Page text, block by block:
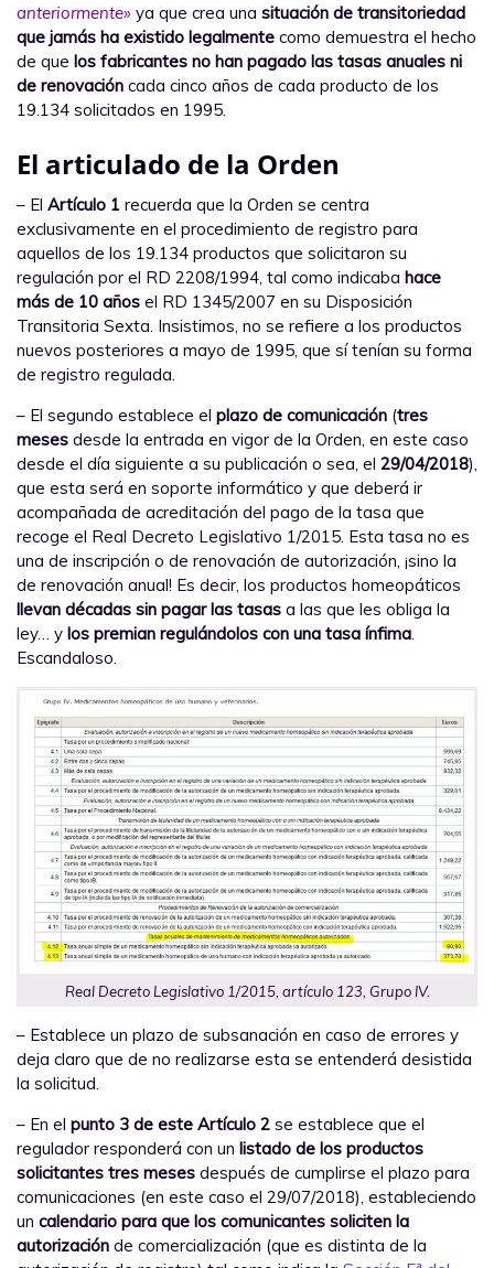
anteriormente» ya que crea una situación de transitoriedad
que jamás ha existido legalmente como demuestra el hecho
de que los fabricantes no han pagado las tasas anuales ni
de renovación cada cinco años de cada producto de los
19.134 solicitados en 1995.
El articulado de la Orden
– El Artículo 1 recuerda que la Orden se centra
exclusivamente en el procedimiento de registro para
aquellos de los 19.134 productos que solicitaron su
regulación por el RD 2208/1994, tal como indicaba hace
más de 10 años el RD 1345/2007 en su Disposición
Transitoria Sexta. Insistimos, no se refiere a los productos
nuevos posteriores a mayo de 1995, que sí tenían su forma
de registro regulada.
– El segundo establece el plazo de comunicación (tres
meses desde la entrada en vigor de la Orden, en este caso
desde el día siguiente a su publicación o sea, el 29/04/2018),
que esta será en soporte informático y que deberá ir
acompañada de acreditación del pago de la tasa que
recoge el Real Decreto Legislativo 1/2015. Esta tasa no es
una de inscripción o de renovación de autorización, ¡sino la
de renovación anual! Es decir, los productos homeopáticos
llevan décadas sin pagar las tasas a las que les obliga la
ley… y los premian regulándolos con una tasa ínfima.
Escandaloso.
Real Decreto Legislativo 1/2015, artículo 123, Grupo IV.
– Establece un plazo de subsanación en caso de errores y
deja claro que de no realizarse esta se entenderá desistida
la solicitud.
– En el punto 3 de este Artículo 2 se establece que el
regulador responderá con un listado de los productos
solicitantes tres meses después de cumplirse el plazo para
comunicaciones (en este caso el 29/07/2018), estableciendo
un calendario para que los comunicantes soliciten la
autorización de comercialización (que es distinta de la